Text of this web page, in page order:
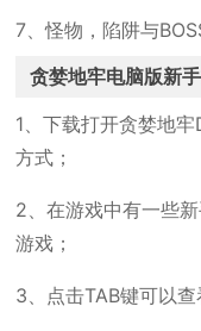
7、怪物，陷阱与
贪婪地牢电脑版新
1、下载打开贪婪地
方式；
2、在游戏中有一些
游戏；
3、点击TAB键可以